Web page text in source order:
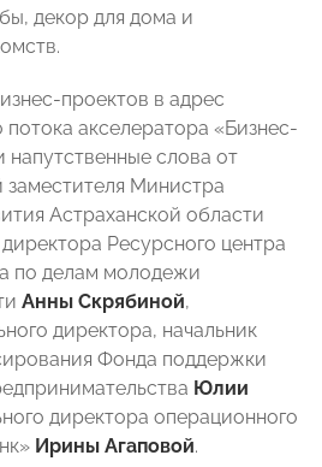
декор для дома и
проектов в адрес
потока акселератора «Бизнес-
напутственные слова от
заместителя Министра
Астраханской области
директора Ресурсного центра
по делам молодежи
Анны Скрябиной,
директора, начальник
Фонда поддержки
Юлии
директора операционного
Ирины Агаповой.